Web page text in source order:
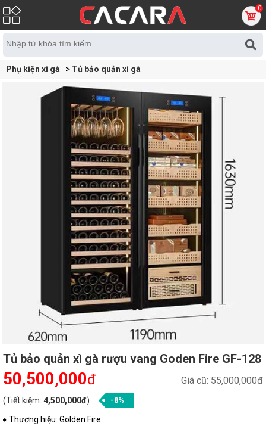
0
Phụ kiện xì gà Tủ bảo quản xì gà
Tủ bảo quản xì gà rượu vang Goden Fire GF-128
Giá cũ: 55,000,000đ
50,500,000đ
(Tiết kiệm: 4,500,000đ) -8%
Thương hiệu: Golden Fire